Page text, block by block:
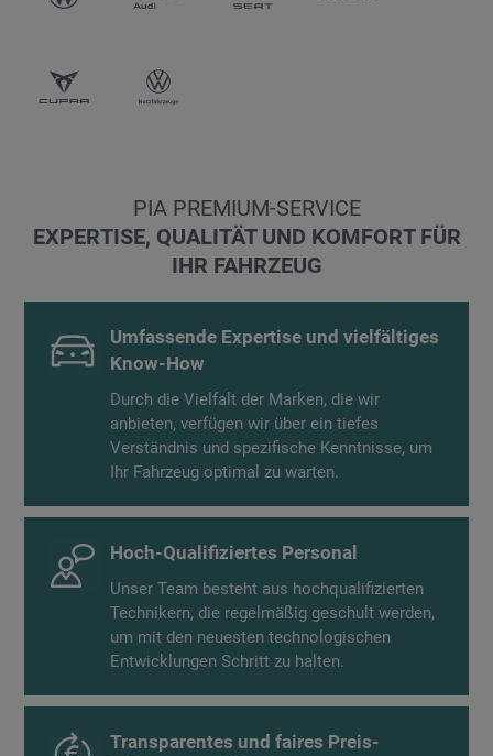
PIA PREMIUM-SERVICE
EXPERTISE, QUALITÄT UND KOMFORT FÜR
IHR FAHRZEUG
Umfassende Expertise und vielfältiges
Know-How
Durch die Vielfalt der Marken, die wir
anbieten, verfügen wir über ein tiefes
Verständnis und spezifische Kenntnisse, um
Ihr Fahrzeug optimal zu warten.
Hoch-Qualifiziertes Personal
Unser Team besteht aus hochqualifizierten
Technikern, die regelmäßig geschult werden,
um mit den neuesten technologischen
Entwicklungen Schritt zu halten.
Transparentes und faires Preis-